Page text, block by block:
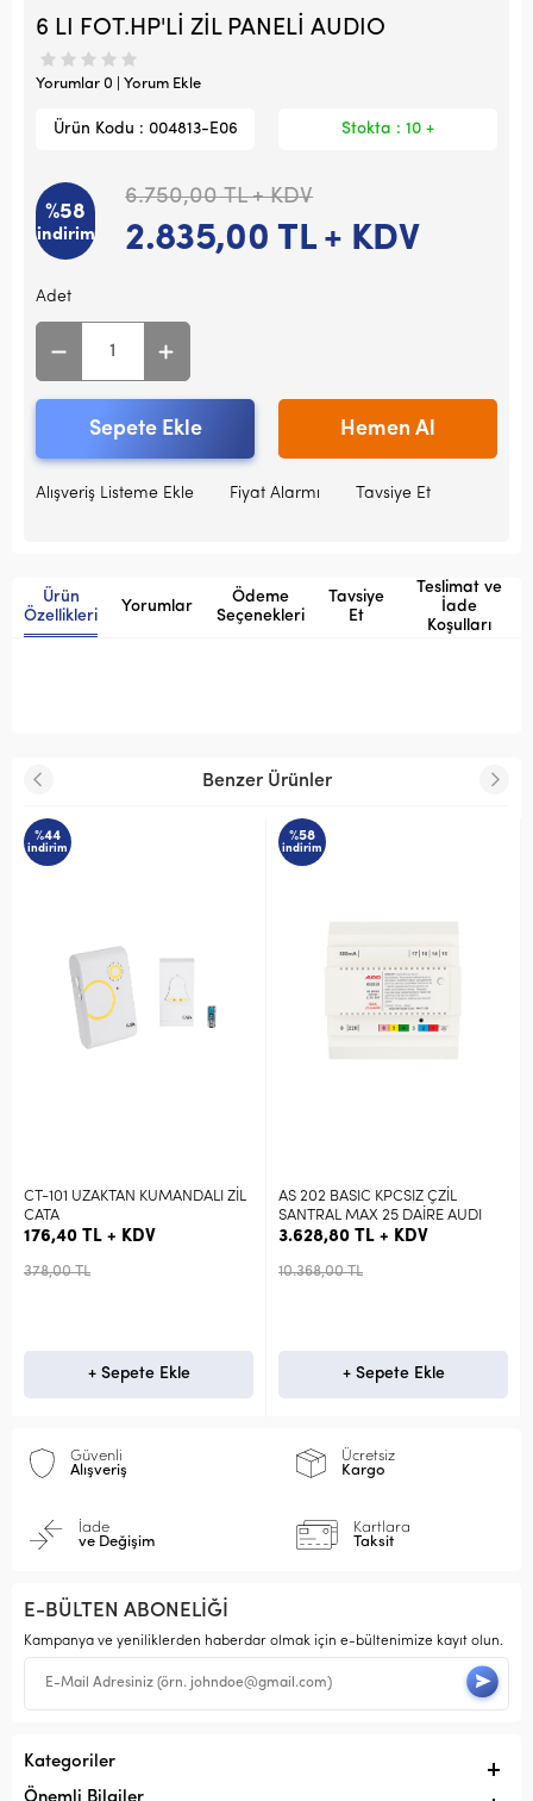
6 LI FOT.HP'Lİ ZİL PANELİ AUDIO
Yorumlar 0 | Yorum Ekle
Ürün Kodu : 004813-E06 Stokta : 10 +
%58
indirim
6.750,00TL + KDV
2.835,00 TL + KDV
Adet
Sepete Ekle Hemen Al
Alışveriş Listeme Ekle Fiyat Alarmı Tavsiye Et
Ürün
Özellikleri
Yorumlar
Ödeme
Seçenekleri
Tavsiye
Et
Teslimat ve
İade
Koşulları
Benzer Ürünler
%44
indirim
CT-101 UZAKTAN KUMANDALI ZİL
CATA
176,40 TL + KDV
378,00 TL
+ Sepete Ekle
%58
indirim
AS 202 BASIC KPCSIZ ÇZİL
SANTRAL MAX 25 DAİRE AUDI
3.628,80 TL + KDV
10.368,00 TL
+ Sepete Ekle
Güvenli
Alışveriş
Ücretsiz
Kargo
İade
ve Değişim
Kartlara
Taksit
E-BÜLTEN ABONELİĞİ
Kampanya ve yeniliklerden haberdar olmak için e-bültenimize kayıt olun.
Kategoriler
Önemli Bilgiler